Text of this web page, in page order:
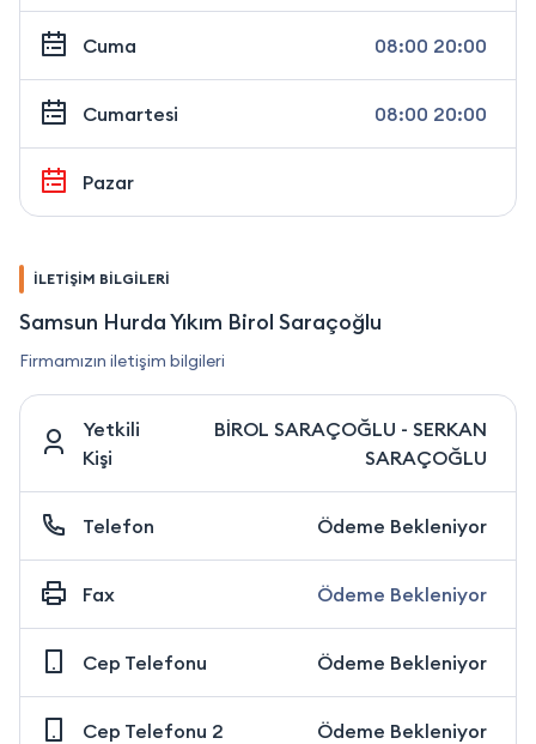
Cuma 08:00 20:00
Cumartesi 08:00 20:00
Pazar
İLETİŞİM BİLGİLERİ
Samsun Hurda Yıkım Birol Saraçoğlu
Firmamızın iletişim bilgileri
Yetkili
Kişi
BİROL SARAÇOĞLU - SERKAN
SARAÇOĞLU
Telefon Ödeme Bekleniyor
Fax Ödeme Bekleniyor
Cep Telefonu Ödeme Bekleniyor
Cep Telefonu 2 Ödeme Bekleniyor